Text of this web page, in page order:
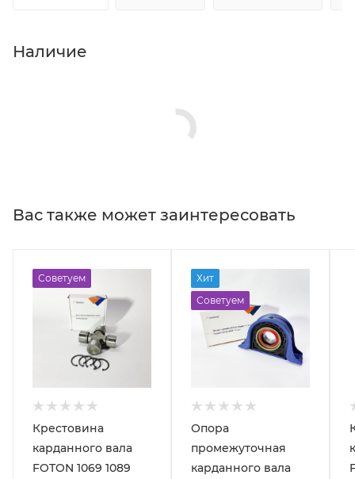
Наличие
Вас также может заинтересовать
Советуем
Крестовина
карданного вала
FOTON 1069 1089
Хит
Советуем
Опора
промежуточная
карданного вала